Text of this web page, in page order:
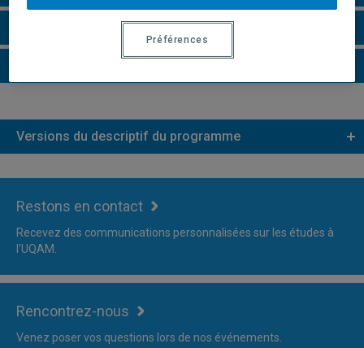
Faire une demande d'admission
Versions du descriptif du programme
Restons en contact
Recevez des communications personnalisées sur les études à
l'UQAM.
Rencontrez-nous
Venez poser vos questions lors de nos événements.
Préférences